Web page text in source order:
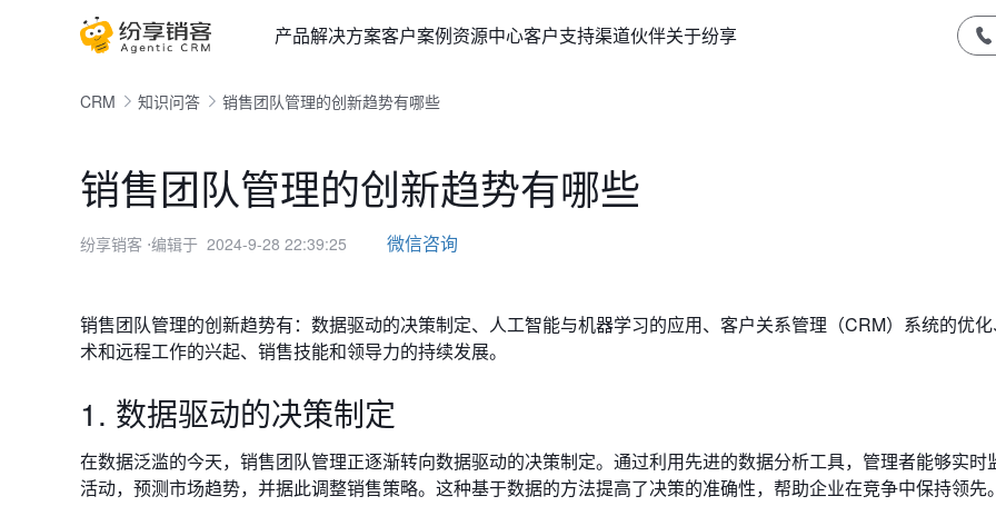
产品解决方案客户案例资源中心客户支持渠道伙伴关于纷享
CRM 知识问答 销售团队管理的创新趋势有哪些
销售团队管理的创新趋势有哪些
纷享销客 ⋅编辑于 2024-9-28 22:39:25 微信咨询
销售团队管理的创新趋势有：数据驱动的决策制定、人工智能与机器学习的应用、客户关系管理（CRM）系统的优
术和远程工作的兴起、销售技能和领导力的持续发展。
1. 数据驱动的决策制定
在数据泛滥的今天，销售团队管理正逐渐转向数据驱动的决策制定。通过利用先进的数据分析工具，管理者能够实时
活动，预测市场趋势，并据此调整销售策略。这种基于数据的方法提高了决策的准确性，帮助企业在竞争中保持领先。